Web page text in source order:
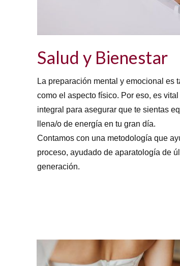
Salud y Bienestar
La preparación mental y emocional es
como el aspecto físico. Por eso, es
integral para asegurar que te sientas
llena/o de energía en tu gran día.
Contamos con una metodología que
proceso, ayudado de aparatología de
generación.